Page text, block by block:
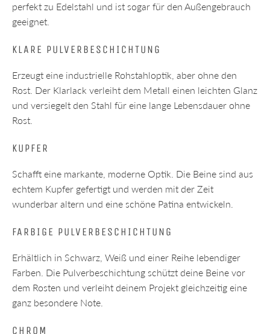
perfekt zu Edelstahl und ist sogar für den Außengebrauch
geeignet.
KLARE PULVERBESCHICHTUNG
Erzeugt eine industrielle Rohstahloptik, aber ohne den
Rost. Der Klarlack verleiht dem Metall einen leichten Glanz
und versiegelt den Stahl für eine lange Lebensdauer ohne
Rost.
KUPFER
Schafft eine markante, moderne Optik. Die Beine sind aus
echtem Kupfer gefertigt und werden mit der Zeit
wunderbar altern und eine schöne Patina entwickeln.
FARBIGE PULVERBESCHICHTUNG
Erhältlich in Schwarz, Weiß und einer Reihe lebendiger
Farben. Die Pulverbeschichtung schützt deine Beine vor
dem Rosten und verleiht deinem Projekt gleichzeitig eine
ganz besondere Note.
CHROM